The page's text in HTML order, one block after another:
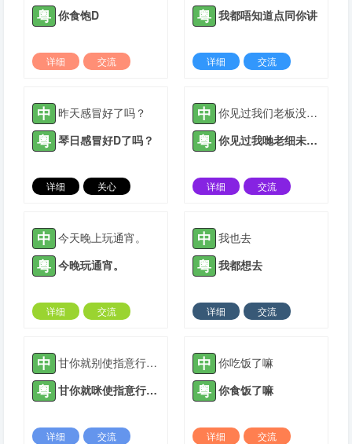
粤 你食饱D
详细
交流
粤 我都唔知道点同你讲
详细
交流
中 昨天感冒好了吗？
粤 琴日感冒好D了吗？
详细
关心
中 你见过我们老板没有？
粤 你见过我哋老细未呀？
详细
交流
中 今天晚上玩通宵。
粤 今晚玩通宵。
详细
交流
中 我也去
粤 我都想去
详细
交流
中 甘你就别使指意行反出去
粤 甘你就咪使指意行翻出去
详细
交流
中 你吃饭了嘛
粤 你食饭了嘛
详细
交流